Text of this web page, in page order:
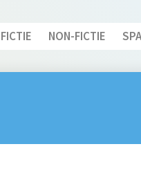
FICTIE NON-FICTIE